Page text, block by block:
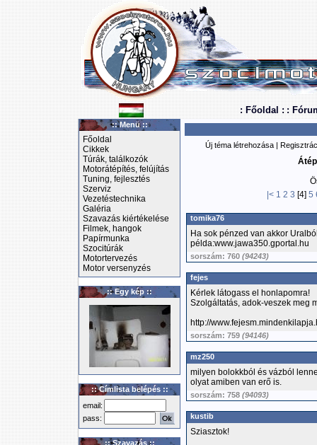
: Főoldal : :
:: Menü ::
Főoldal
Cikkek
Túrák, találkozók
Motorátépítés, felújítás
Tuning, fejlesztés
Szerviz
Vezetéstechnika
Galéria
Szavazás kiértékelése
Filmek, hangok
Papírmunka
Szocitúrák
Motortervezés
Motor versenyzés
:: Egy kép ::
:: Címlista belépés ::
email:
pass:
:: Szavazás ::
Új téma létrehozása |
|< 1 2 3 [4] 5
tomika76
Ha sok pénzed van akkor
példa:www.jawa350.gportal.hu
sorszám: 760 (94243)
fejes
Kérlek látogass el honlapomra!
Szolgáltatás, adok-veszek meg
http://
sorszám: 759 (94146)
mz250
milyen bolokkból és vázból
olyat amiben van erő is.
sorszám: 758 (94093)
kustib
Sziasztok!